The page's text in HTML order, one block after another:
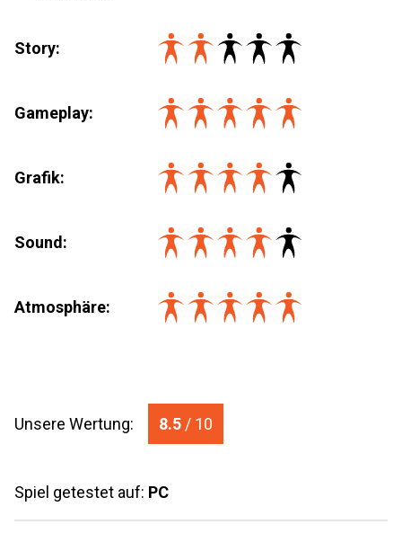
Story:
Gameplay:
Grafik:
Sound:
Atmosphäre:
Unsere Wertung: 8.5 / 10
Spiel getestet auf: PC